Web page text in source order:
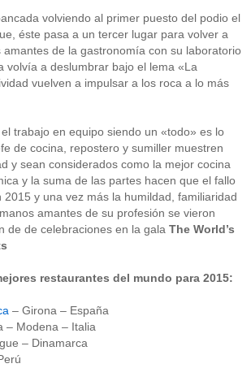
volviendo al primer puesto del podio el
éste pasa a un tercer lugar para volver a
de la gastronomía con su laboratorio
volvía a deslumbrar bajo el lema «La
vuelven a impulsar a los roca a lo más
trabajo en equipo siendo un «todo» es lo
de cocina, repostero y sumiller muestren
y sean considerados como la mejor cocina
y la suma de las partes hacen que el fallo
y una vez más la humildad, familiaridad
amantes de su profesión se vieron
de de celebraciones en la gala The World’s
restaurantes del mundo para 2015:
– Girona – España
– Modena – Italia
– Dinamarca